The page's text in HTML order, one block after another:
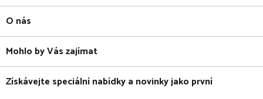
O nás
Mohlo by Vás zajímat
Získávejte speciální nabídky a novinky jako první